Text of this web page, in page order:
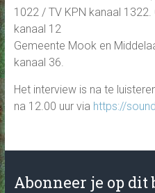
1022 / TV KPN kanaal
kanaal 12
Gemeente Mook en
kanaal 36.
Het interview is na te
na 12.00 uur via https://
Abonneer je op